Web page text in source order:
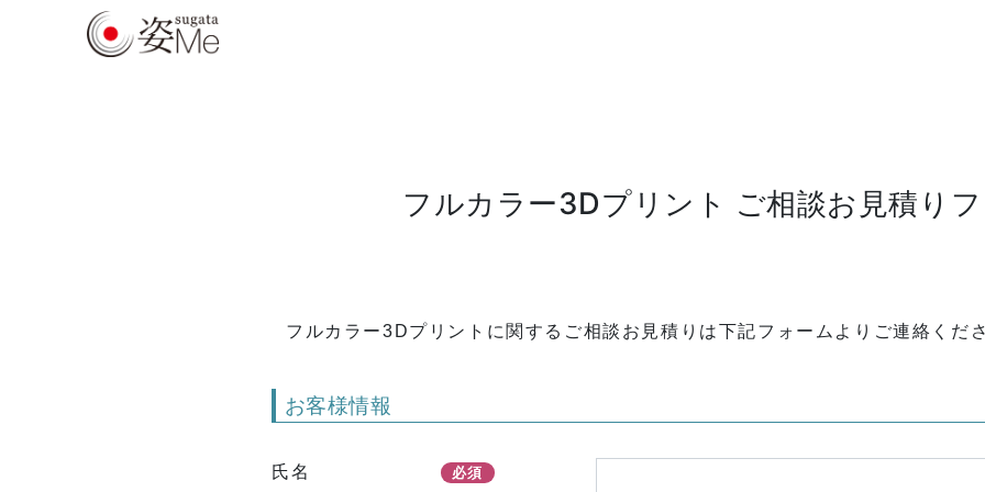
フルカラー3Dプリント ご相談お見積り
フルカラー3Dプリントに関するご相談お見積りは下記フォームよりご連絡くださ
お客様情報
氏名 必須